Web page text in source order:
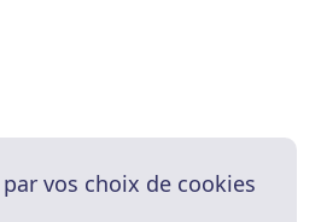
vos choix de cookies